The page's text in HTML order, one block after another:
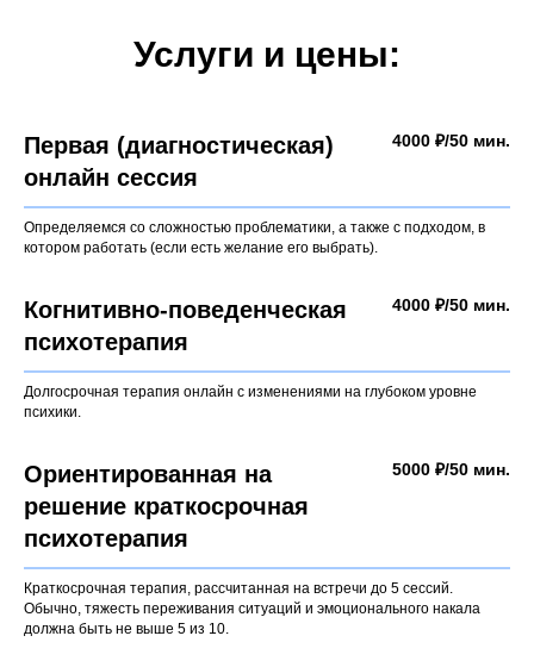
Услуги и цены:
Первая (диагностическая)
онлайн сессия
4000 ₽/50 мин.
Определяемся со сложностью проблематики, а также с подходом, в
котором работать (если есть желание его выбрать).
Когнитивно-поведенческая
психотерапия
4000 ₽/50 мин.
Долгосрочная терапия онлайн с изменениями на глубоком уровне
психики.
Ориентированная на
решение краткосрочная
психотерапия
5000 ₽/50 мин.
Краткосрочная терапия, рассчитанная на встречи до 5 сессий.
Обычно, тяжесть переживания ситуаций и эмоционального накала
должна быть не выше 5 из 10.